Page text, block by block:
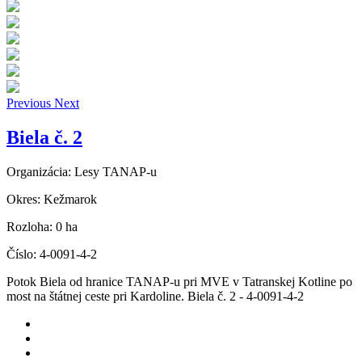
Previous Next
Biela č. 2
Organizácia: Lesy TANAP-u
Okres: Kežmarok
Rozloha: 0 ha
Číslo: 4-0091-4-2
Potok Biela od hranice TANAP-u pri MVE v Tatranskej Kotline po
most na štátnej ceste pri Kardoline. Biela č. 2 - 4-0091-4-2